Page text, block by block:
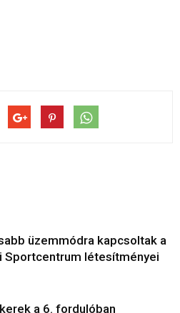
üzemmódra kapcsoltak a
Sportcentrum létesítményei
a 6. fordulóban